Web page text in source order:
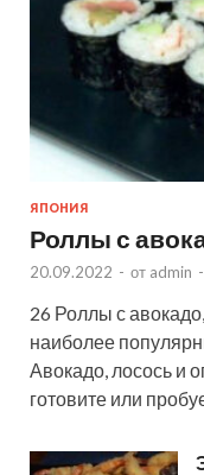
ЯПОНИЯ
Роллы с
20.09.2022 - от admin -
26 Роллы с
наиболее
Авокадо, лосось и
готовите или